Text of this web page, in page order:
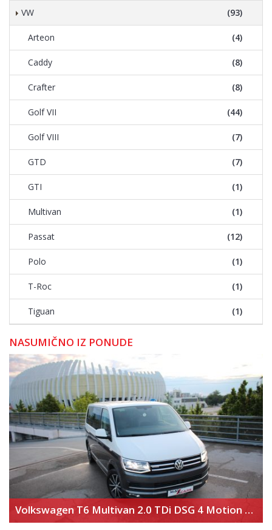
VW (93)
Arteon (4)
Caddy (8)
Crafter (8)
Golf VII (44)
Golf VIII (7)
GTD (7)
GTI (1)
Multivan (1)
Passat (12)
Polo (1)
T-Roc (1)
Tiguan (1)
NASUMIČNO IZ PONUDE
Volkswagen T6 Multivan 2.0 TDi DSG 4 Motion Highline